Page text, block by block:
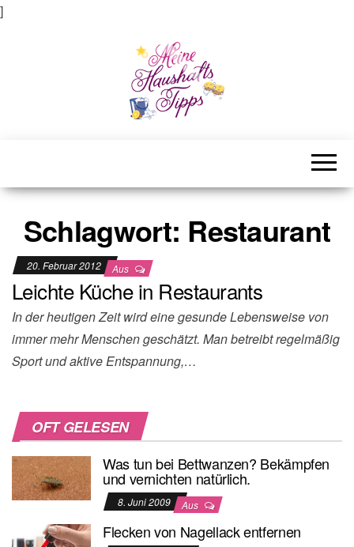
]
Schlagwort: Restaurant
20. Februar 2012 Aus
Leichte Küche in Restaurants
In der heutigen Zeit wird eine gesunde Lebensweise von
immer mehr Menschen geschätzt. Man betreibt regelmäßig
Sport und aktive Entspannung,…
OFT GELESEN
Was tun bei Bettwanzen? Bekämpfen
und vernichten natürlich.
8. Juni 2009 Aus
Flecken von Nagellack entfernen